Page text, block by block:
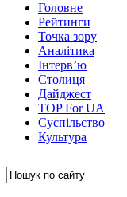
Головне
Рейтинги
Точка зору
Аналітика
Інтерв’ю
Столиця
Дайджест
TOP For UA
Суспiльство
Культура